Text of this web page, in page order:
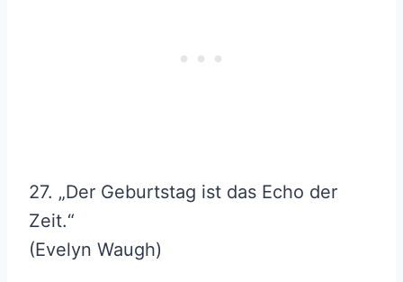
27. „Der Geburtstag ist das Echo der
Zeit.“
(Evelyn Waugh)